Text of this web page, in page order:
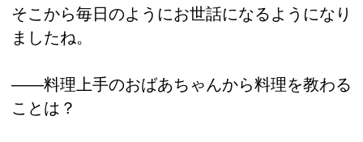
そこから毎日のようにお世話になるようになり
ましたね。
――料理上手のおばあちゃんから料理を教わる
ことは？